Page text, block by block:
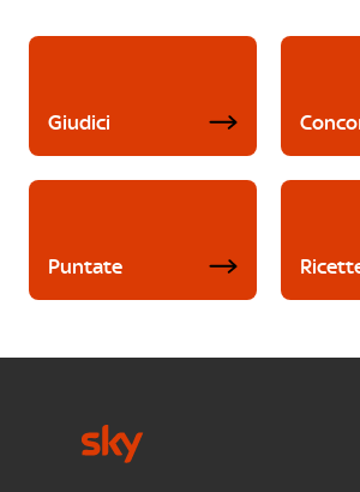
Giudici
Puntate